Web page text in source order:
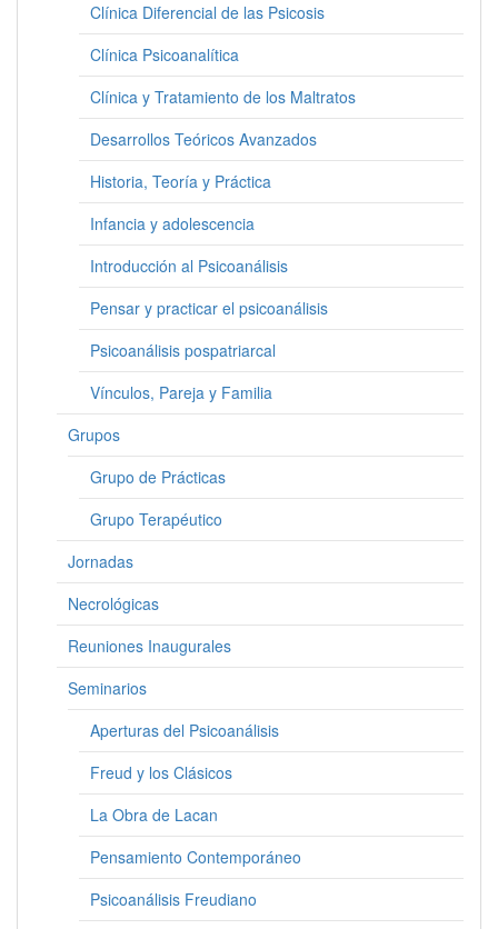
Clínica Diferencial de las Psicosis
Clínica Psicoanalítica
Clínica y Tratamiento de los Maltratos
Desarrollos Teóricos Avanzados
Historia, Teoría y Práctica
Infancia y adolescencia
Introducción al Psicoanálisis
Pensar y practicar el psicoanálisis
Psicoanálisis pospatriarcal
Vínculos, Pareja y Familia
Grupos
Grupo de Prácticas
Grupo Terapéutico
Jornadas
Necrológicas
Reuniones Inaugurales
Seminarios
Aperturas del Psicoanálisis
Freud y los Clásicos
La Obra de Lacan
Pensamiento Contemporáneo
Psicoanálisis Freudiano